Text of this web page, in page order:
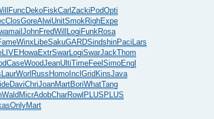
Func DekoFiskCarl ZackiPodOpti
ClosGoreAlwiUnitSmokRighExpe
mail JohnFredWill Logi FunkRosa
Winx LibeSakuGARDSindshinPaci Lars
LIVEHowaExtrSwarLogiSwarJackThom
CaseWoodJeanUltiTimeFeel SimoEngl
LaurWorl Russ Homo Incl Grid KinsJava
DaviChriJoanMartBoriWhatTang
Wald MicrAdobCharRowl PLUS PLUS
OnlyMart